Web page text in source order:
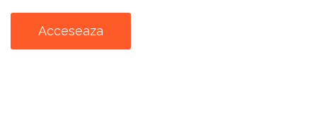
Acceseaza